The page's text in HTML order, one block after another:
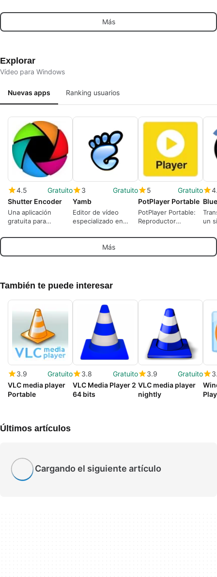
restaurar fácilmente
datos perdidos
restaurar datos
perdidos fácilmente
Más
Explorar
Vídeo para Windows
Nuevas apps Ranking usuarios
4.5
Gratuito
Shutter Encoder
Una aplicación
gratuita para
Pacifico.
3
Gratuito
Yamb
Editor de vídeo
especializado en
dispositivos móviles
5
Gratuito
PotPlayer Portable
PotPlayer Portable:
Reproductor
un
Más
También te puede interesar
3.9
Gratuito
VLC media player
Portable
3.8
Gratuito
VLC Media Player 2
64 bits
3.9
Gratuito
VLC media player
nightly
Últimos artículos
Cargando el siguiente artículo